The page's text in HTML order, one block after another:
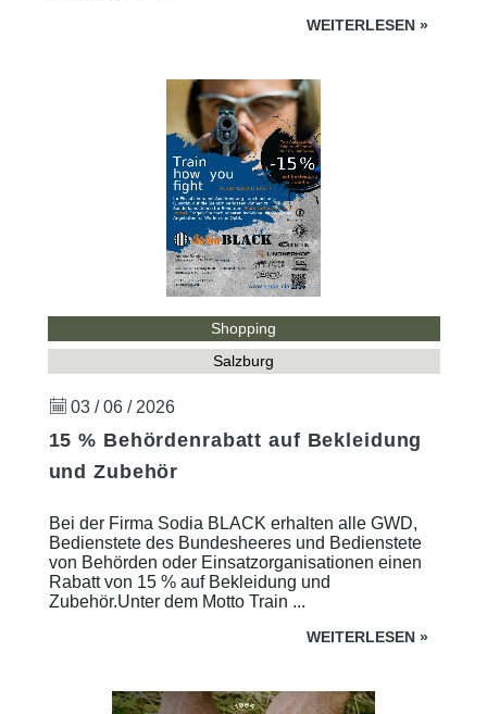
WEITERLESEN »
Shopping
Salzburg
03 / 06 / 2026
15 % Behördenrabatt auf Bekleidung
und Zubehör
Bei der Firma Sodia BLACK erhalten alle GWD,
Bedienstete des Bundesheeres und Bedienstete
von Behörden oder Einsatzorganisationen einen
Rabatt von 15 % auf Bekleidung und
Zubehör.Unter dem Motto Train ...
WEITERLESEN »